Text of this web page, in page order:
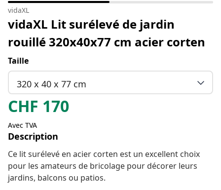
vidaXL
vidaXL Lit surélevé de jardin
rouillé 320x40x77 cm acier corten
Taille
320 x 40 x 77 cm
CHF 170
Avec TVA
Description
Ce lit surélevé en acier corten est un excellent choix
pour les amateurs de bricolage pour décorer leurs
jardins, balcons ou patios.